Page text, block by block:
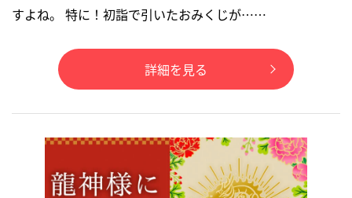
すよね。 特に！初詣で引いたおみくじが……
詳細を見る